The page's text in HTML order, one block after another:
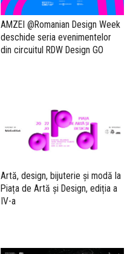
AMZEI @Romanian Design Week
deschide seria evenimentelor
din circuitul RDW Design GO
Artă, design, bijuterie și modă la
Piața de Artă și Design, ediția a
IV-a